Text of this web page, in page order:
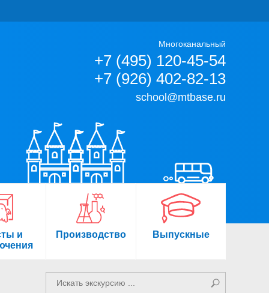
Многоканальный
+7 (495) 120-45-54
+7 (926) 402-82-13
school@mtbase.ru
и
Производство Выпускные